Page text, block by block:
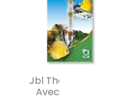
 Aperçu rapide
Jbl Thermometre
Avec Ventouse